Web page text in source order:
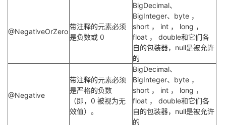
@NegativeOrZero
带注释的元素必须
是负数或 0
BigDecimal、
BigInteger、byte ，
short ， int ， long ，
float ， double和它们各
自的包装器，null是被允许
的
@Negative
带注释的元素必须
是严格的负数
（即，0 被视为无
效值）。
BigDecimal、
BigInteger、byte ，
short ， int ， long ，
float ， double和它们各
自的包装器，null是被允许
的